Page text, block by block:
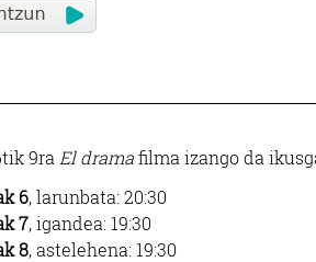
9ra El dramafilma izango da
6, larunbata: 20:30
7, igandea: 19:30
8, astelehena: 19:30